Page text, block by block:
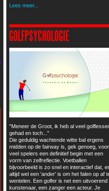
Lees meer...
"Meneer de Groot, ik heb al veel
gehad en toch..."
Die geduldig wachtende witte bal ergens
midden op de fairway is, gek genoeg, voor
veel spelers een definitief begin met een
vorm van zelfreflectie. Voetballen
bijvoorbeeld is zo snel en interactief dat, er
altijd wel een 'ander' is om het falen op af
wentelen. Een golfer is net een uitvoerend
kunstenaar, een zanger een acteur. Je